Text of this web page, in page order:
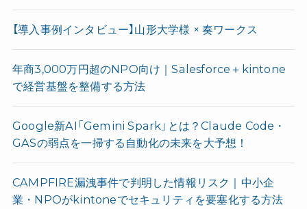
【導入事例インタビュー】山形大学様 × 奏ワークス
年商3,000万円超のNPO向け｜Salesforce＋kintone
で経営基盤を整備する方法
Google新AI「Gemini Spark」とは？Claude Code・
GASの弱点を一掃する自動化の未来を大予想！
CAMPFIRE漏洩事件で判明した情報リスク｜中小企
業・NPOがkintoneでセキュリティを要塞化する方法